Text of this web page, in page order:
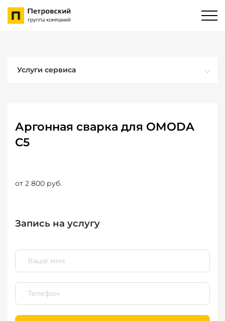
Услуги сервиса
Аргонная сварка для OMODA
C5
от 2 800 руб.
Запись на услугу